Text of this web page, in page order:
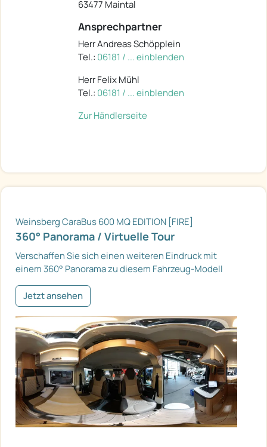
63477 Maintal
Ansprechpartner
Herr Andreas Schöpplein
Tel.: 06181 / ... einblenden
Herr Felix Mühl
Tel.: 06181 / ... einblenden
Zur Händlerseite
Weinsberg CaraBus 600 MQ EDITION [FIRE]
360° Panorama / Virtuelle Tour
Verschaffen Sie sich einen weiteren Eindruck mit
einem 360° Panorama zu diesem Fahrzeug-Modell
Jetzt ansehen